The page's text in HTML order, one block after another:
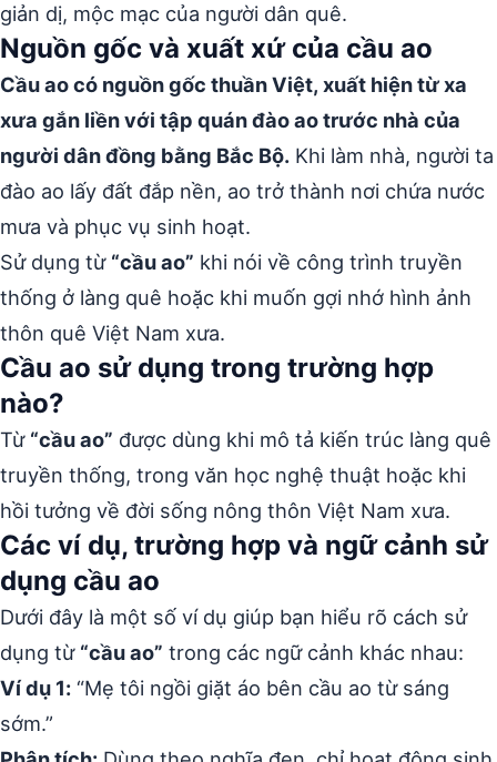
giản dị, mộc mạc của người dân quê.
Nguồn gốc và xuất xứ của cầu ao
Cầu ao có nguồn gốc thuần Việt, xuất hiện từ xa
xưa gắn liền với tập quán đào ao trước nhà của
người dân đồng bằng Bắc Bộ. Khi làm nhà, người ta
đào ao lấy đất đắp nền, ao trở thành nơi chứa nước
mưa và phục vụ sinh hoạt.
Sử dụng từ “cầu ao” khi nói về công trình truyền
thống ở làng quê hoặc khi muốn gợi nhớ hình ảnh
thôn quê Việt Nam xưa.
Cầu ao sử dụng trong trường hợp
nào?
Từ “cầu ao” được dùng khi mô tả kiến trúc làng quê
truyền thống, trong văn học nghệ thuật hoặc khi
hồi tưởng về đời sống nông thôn Việt Nam xưa.
Các ví dụ, trường hợp và ngữ cảnh sử
dụng cầu ao
Dưới đây là một số ví dụ giúp bạn hiểu rõ cách sử
dụng từ “cầu ao” trong các ngữ cảnh khác nhau:
Ví dụ 1: “Mẹ tôi ngồi giặt áo bên cầu ao từ sáng
sớm.”